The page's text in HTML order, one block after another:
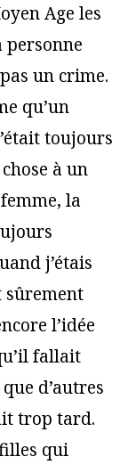
Age les
personne
un crime.
qu’un
toujours
à un
la
j’étais
sûrement
l’idée
fallait
d’autres
trop tard.
qui